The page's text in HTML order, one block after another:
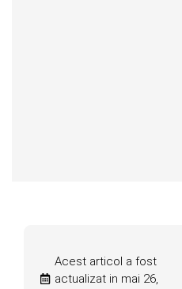
Acest articol a fost
actualizat in mai 26,